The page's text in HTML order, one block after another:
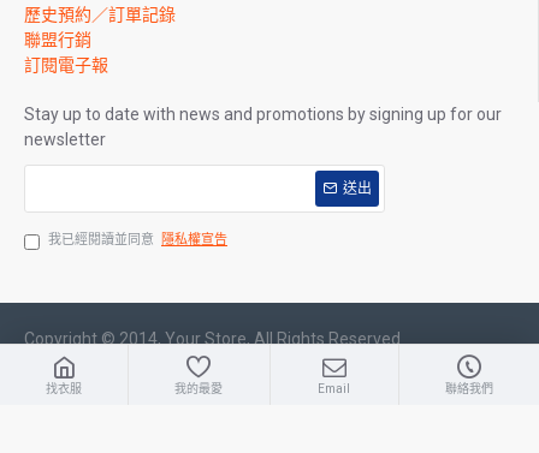
歷史預約／訂單記錄
聯盟行銷
訂閱電子報
Stay up to date with news and promotions by signing up for our
newsletter
送出
我已經閱讀並同意 隱私權宣告
Copyright © 2014, Your Store, All Rights Reserved
找衣服 我的最愛 Email 聯絡我們